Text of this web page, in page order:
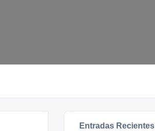
Entradas Recientes